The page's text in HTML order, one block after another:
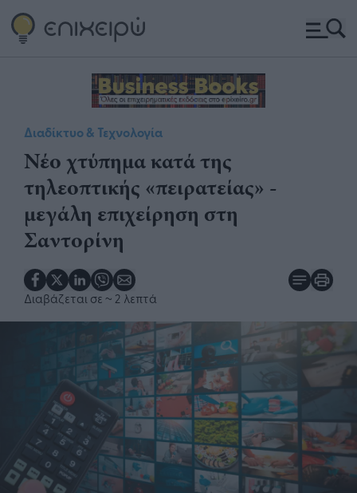
Διαδίκτυο & Τεχνολογία
Νέο χτύπημα κατά της
τηλεοπτικής «πειρατείας» -
μεγάλη επιχείρηση στη
Σαντορίνη
Διαβάζεται σε ~ 2 λεπτά